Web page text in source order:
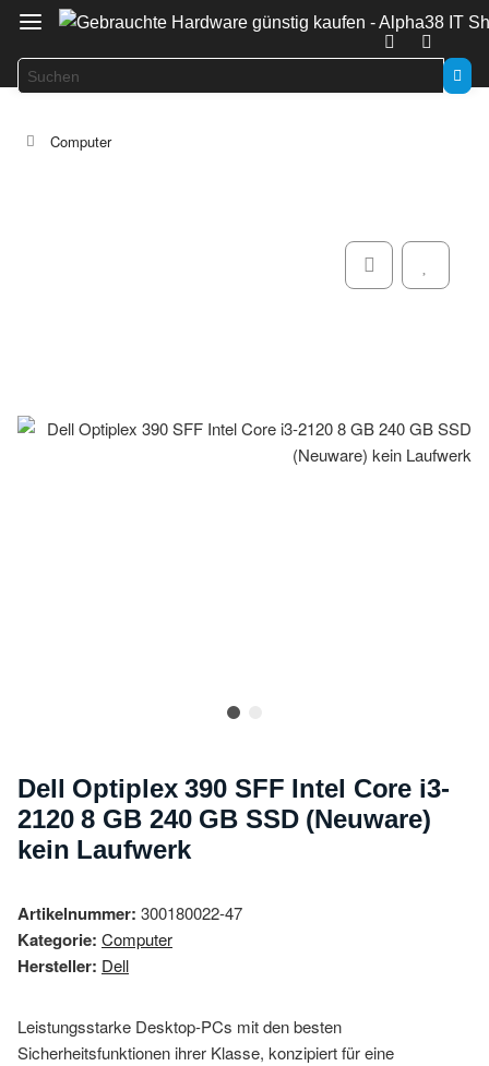
Computer
Dell Optiplex 390 SFF Intel Core i3-
2120 8 GB 240 GB SSD (Neuware)
kein Laufwerk
Artikelnummer: 300180022-47
Kategorie: Computer
Hersteller: Dell
Leistungsstarke Desktop-PCs mit den besten
Sicherheitsfunktionen ihrer Klasse, konzipiert für eine